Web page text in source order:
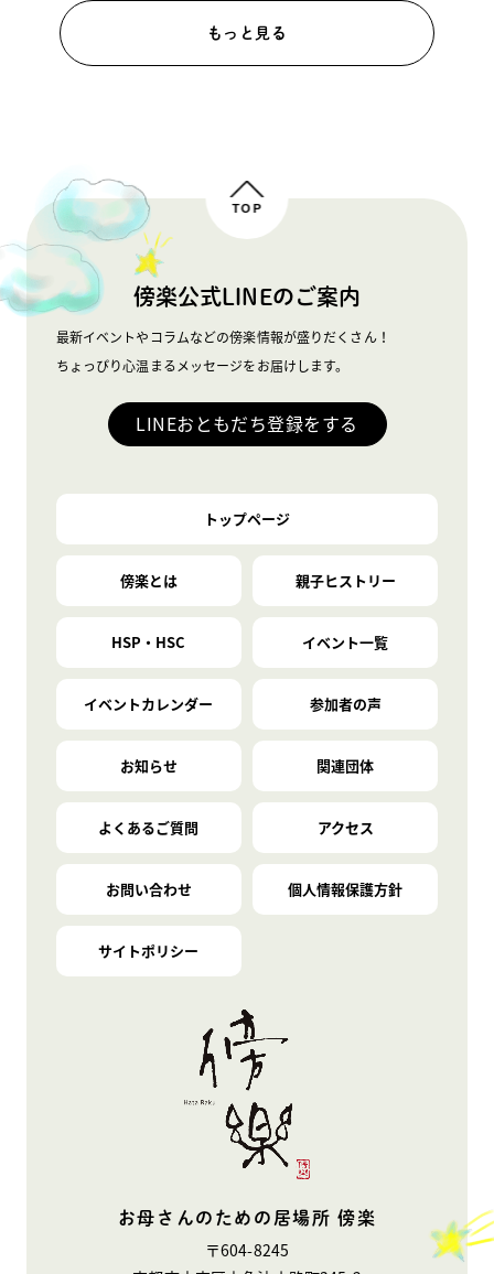
もっと見る
TOP
お母さんのための居場所 傍楽
〒604-8245
傍楽公式LINEのご案内
最新イベントやコラムなどの傍楽情報が盛りだくさん！
ちょっぴり心温まるメッセージをお届けします。
LINEおともだち登録をする
トップページ
傍楽とは 親子ヒストリー
HSP・HSC イベント一覧
イベントカレンダー 参加者の声
お知らせ 関連団体
よくあるご質問 アクセス
お問い合わせ 個人情報保護方針
サイトポリシー